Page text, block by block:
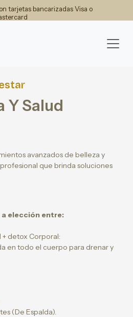
tarjetas bancarizadas Visa o
Y Salud
avanzados de belleza y
que brinda soluciones
a elección entre:
detox Corporal:
en todo el cuerpo para drenar y
(De Espalda).